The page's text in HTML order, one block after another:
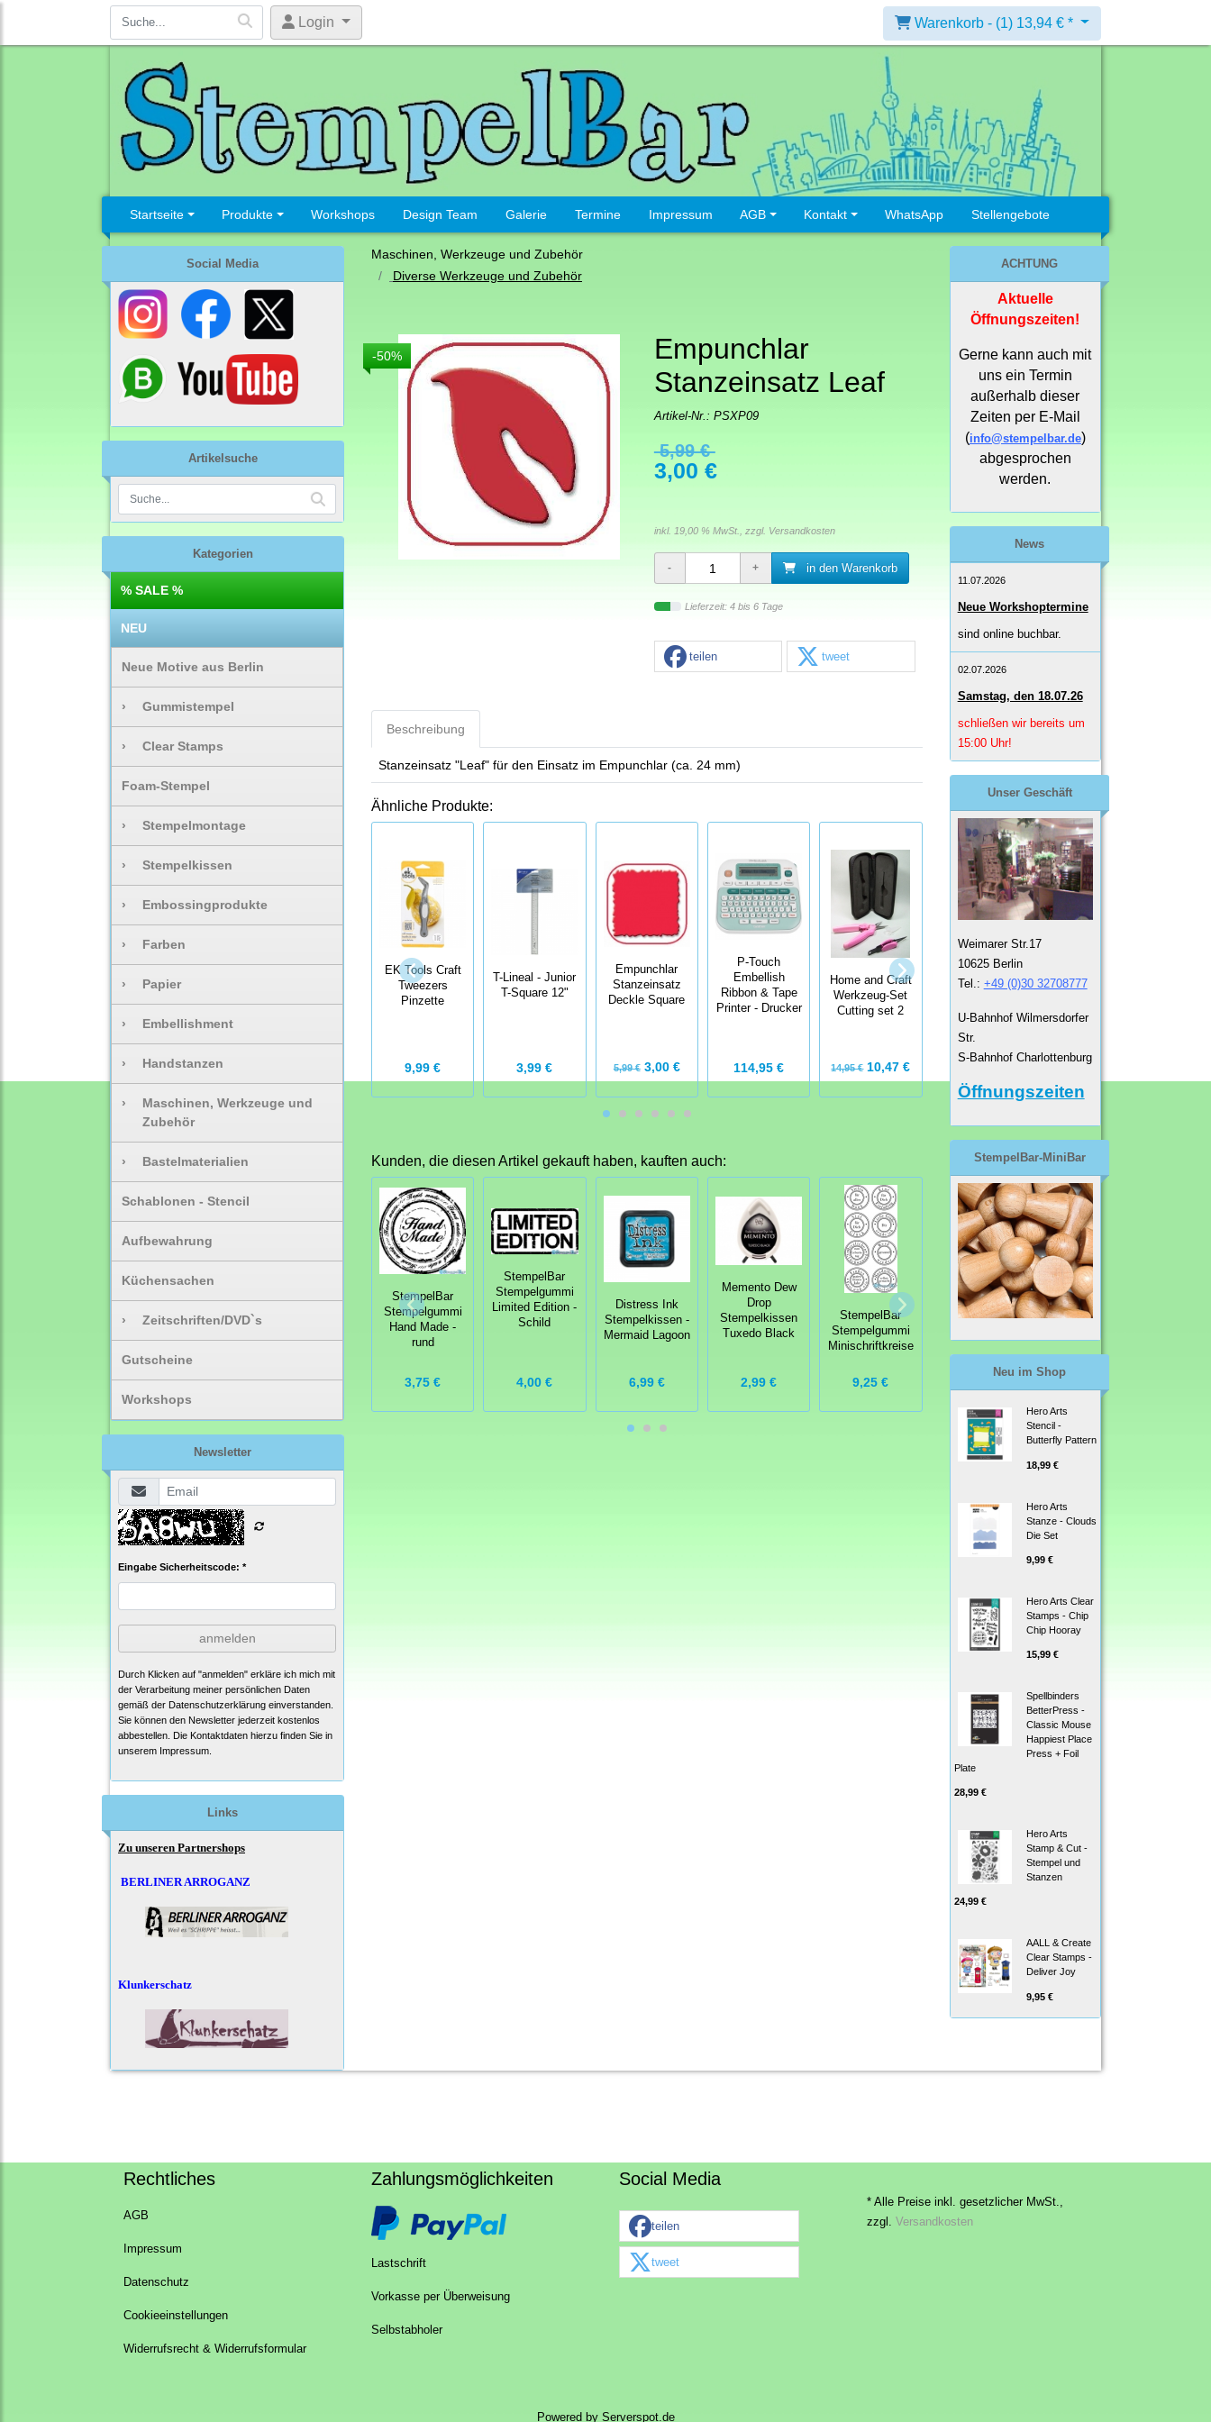
Login Warenkorb - (1) 13,94 € *
Startseite Produkte Workshops Design Team Galerie Termine Impressum AGB Kontakt WhatsApp Stellengebote
Social Media
Artikelsuche
Kategorien
% SALE %
NEU
Neue Motive aus Berlin
› Gummistempel
› Clear Stamps
Foam-Stempel
› Stempelmontage
› Stempelkissen
› Embossingprodukte
› Farben
› Papier
› Embellishment
› Handstanzen
›
Maschinen, Werkzeuge und
Zubehör
› Bastelmaterialien
Schablonen - Stencil
Aufbewahrung
Küchensachen
› Zeitschriften/DVD`s
Gutscheine
Workshops
Newsletter
Eingabe Sicherheitscode: *
anmelden
Durch Klicken auf "anmelden" erkläre ich mich mit
der Verarbeitung meiner persönlichen Daten
gemäß der Datenschutzerklärung einverstanden.
Sie können den Newsletter jederzeit kostenlos
abbestellen. Die Kontaktdaten hierzu finden Sie in
unserem Impressum.
Links
Zu unseren Partnershops
BERLINER ARROGANZ
Klunkerschatz
Maschinen, Werkzeuge und Zubehör
Diverse Werkzeuge und Zubehör
-50%
Empunchlar
Stanzeinsatz Leaf
Artikel-Nr.: PSXP09
5,99 €
3,00 €
inkl. 19,00 % MwSt., zzgl. Versandkosten
in den Warenkorb
Lieferzeit: 4 bis 6 Tage
teilen tweet
Beschreibung
Stanzeinsatz "Leaf" für den Einsatz im Empunchlar (ca. 24 mm)
Ähnliche Produkte:
EK Tools Craft
Tweezers
Pinzette
9,99 €
T-Lineal - Junior
T-Square 12"
3,99 €
Empunchlar
Stanzeinsatz
Deckle Square
5,99 €3,00 €
P-Touch
Embellish
Ribbon & Tape
Printer - Drucker
114,95 €
Home and Craft
Werkzeug-Set
Cutting set 2
14,95 €10,47 €
We R Memory
Embossing
Folder -
Etikettenband -
Fall & Winter
micro serrated
Snips
13,50 €
Kunden, die diesen Artikel gekauft haben, kauften auch:
StempelBar
Stempelgummi
Hand Made -
rund
3,75 €
StempelBar
Stempelgummi
Limited Edition -
Schild
4,00 €
Distress Ink
Stempelkissen -
Mermaid Lagoon
6,99 €
Memento Dew
Drop
Stempelkissen
Tuxedo Black
2,99 €
StempelBar
Stempelgummi
Minischriftkreise
9,25 €
StempelBar
Stempelgummi
willkommen
StempelBar
Stempelgummi
ACHTUNG
Aktuelle
Öffnungszeiten!
Gerne kann auch mit
uns ein Termin
außerhalb dieser
Zeiten per E-Mail
(info@stempelbar.de)
abgesprochen
werden.
News
11.07.2026
Neue Workshoptermine
sind online buchbar.
02.07.2026
Samstag, den 18.07.26
schließen wir bereits um
15:00 Uhr!
Unser Geschäft
Weimarer Str.17
10625 Berlin
Tel.: +49 (0)30 32708777
U-Bahnhof Wilmersdorfer
Str.
S-Bahnhof Charlottenburg
Öffnungszeiten
StempelBar-MiniBar
Neu im Shop
Hero Arts
Stencil -
Butterfly Pattern
18,99 €
Hero Arts
Stanze - Clouds
Die Set
9,99 €
Hero Arts Clear
Stamps - Chip
Chip Hooray
15,99 €
Spellbinders
BetterPress -
Classic Mouse
Happiest Place
Press + Foil
Plate
28,99 €
Hero Arts
Stamp & Cut -
Stempel und
Stanzen
24,99 €
AALL & Create
Clear Stamps -
Deliver Joy
9,95 €
Rechtliches
AGB
Impressum
Datenschutz
Cookieeinstellungen
Widerrufsrecht & Widerrufsformular
Zahlungsmöglichkeiten
Lastschrift
Vorkasse per Überweisung
Selbstabholer
Social Media
teilen
tweet
* Alle Preise inkl. gesetzlicher MwSt.,
zzgl. Versandkosten
Powered by Serverspot.de